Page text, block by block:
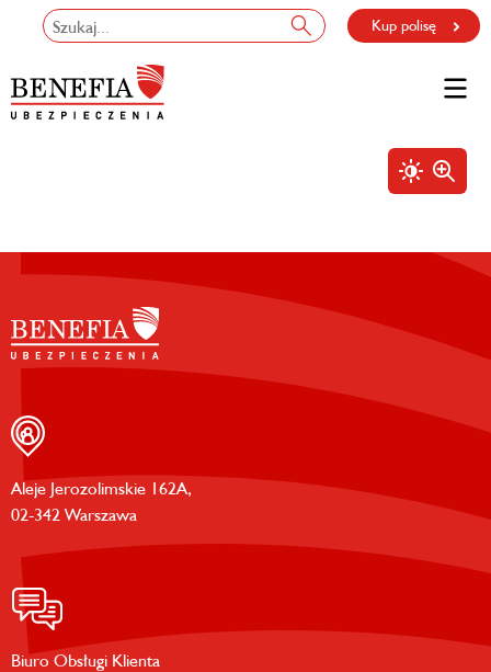
Kup polisę
Aleje Jerozolimskie 162A,
02-342 Warszawa
Biuro Obsługi Klienta